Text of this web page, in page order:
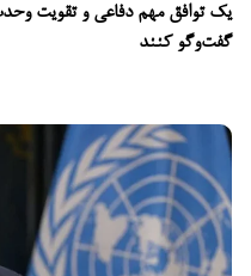
یک توافق مهم دفاعی و تقویت
گفت‌وگو کنند